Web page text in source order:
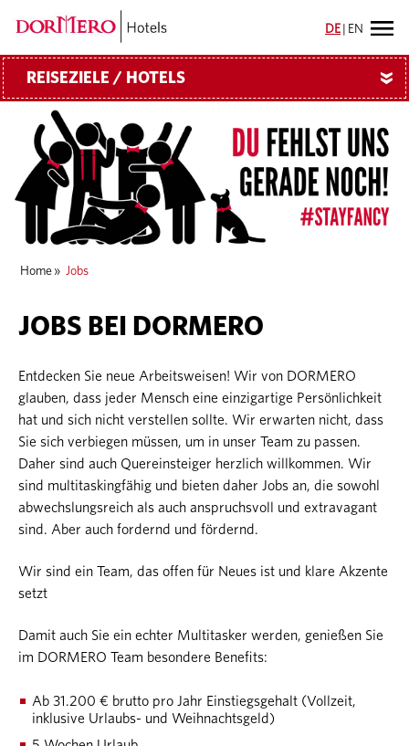
DE EN
REISEZIELE / HOTELS »
Home » Jobs
JOBS BEI DORMERO
Entdecken Sie neue Arbeitsweisen! Wir von DORMERO
glauben, dass jeder Mensch eine einzigartige Persönlichkeit
hat und sich nicht verstellen sollte. Wir erwarten nicht, dass
Sie sich verbiegen müssen, um in unser Team zu passen.
Daher sind auch Quereinsteiger herzlich willkommen. Wir
sind multitaskingfähig und bieten daher Jobs an, die sowohl
abwechslungsreich als auch anspruchsvoll und extravagant
sind. Aber auch fordernd und fördernd.
Wir sind ein Team, das offen für Neues ist und klare Akzente
setzt
Damit auch Sie ein echter Multitasker werden, genießen Sie
im DORMERO Team besondere Benefits:
Ab 31.200 € brutto pro Jahr Einstiegsgehalt (Vollzeit,
inklusive Urlaubs- und Weihnachtsgeld)